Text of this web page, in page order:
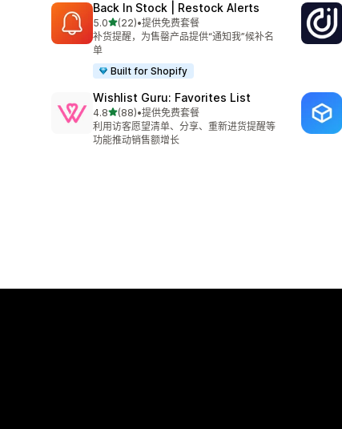
Back In Stock | Restock Alerts
5.0星（满分 5 星）
(22)
总共 22 条评论
•提供免费套餐
补货提醒，为售罄产品提供“通知我”候补名
单
Built for Shopify
Wishlist Guru: Favorites List
4.8星（满分 5 星）
(88)
总共 88 条评论
•提供免费套餐
利用访客愿望清单、分享、重新进货提醒等
功能推动销售额增长